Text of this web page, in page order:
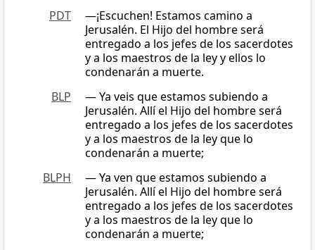
PDT
—¡Escuchen! Estamos camino a
Jerusalén. El Hijo del hombre será
entregado a los jefes de los sacerdotes
y a los maestros de la ley y ellos lo
condenarán a muerte.
BLP
— Ya veis que estamos subiendo a
Jerusalén. Allí el Hijo del hombre será
entregado a los jefes de los sacerdotes
y a los maestros de la ley que lo
condenarán a muerte;
BLPH
— Ya ven que estamos subiendo a
Jerusalén. Allí el Hijo del hombre será
entregado a los jefes de los sacerdotes
y a los maestros de la ley que lo
condenarán a muerte;